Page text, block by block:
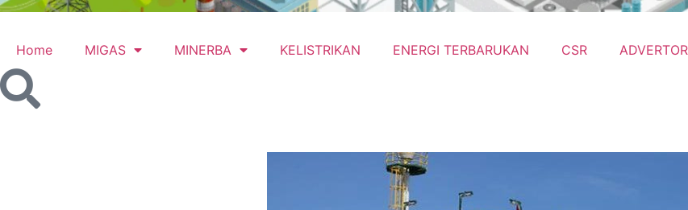
Home MIGAS MINERBA KELISTRIKAN ENERGI TERBARUKAN CSR